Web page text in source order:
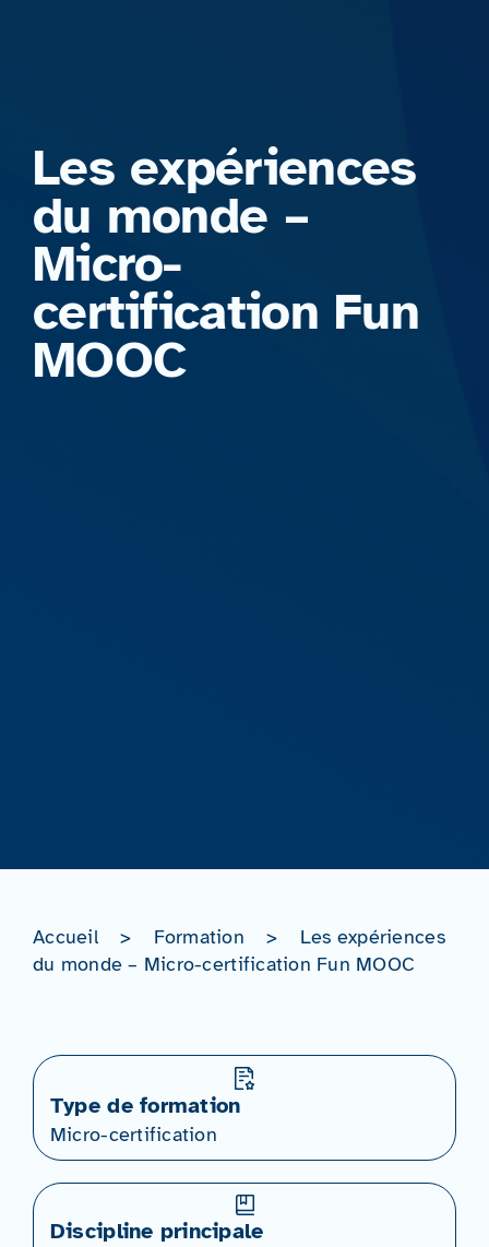
Les expériences
du monde –
Micro-
certification Fun
MOOC
Accueil > Formation >
Les expériences
du monde – Micro-certification Fun MOOC
Type de formation
Micro-certification
Discipline principale